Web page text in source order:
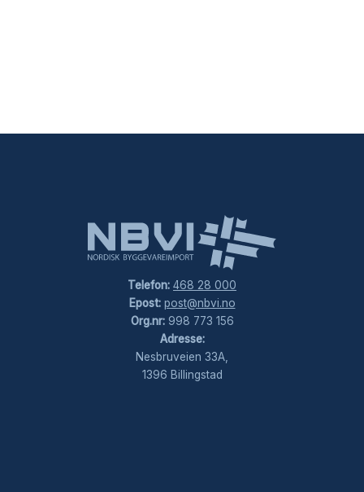
Telefon: 468 28 000
Epost: post@nbvi.no
Org.nr:998 773 156
Adresse:
Nesbruveien 33A,
1396 Billingstad